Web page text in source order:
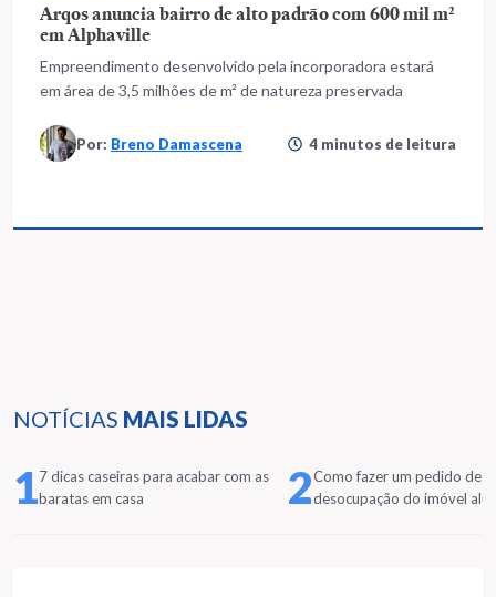
NOTÍCIAS MAIS LIDAS
17 dicas caseiras para acabar com as
baratas em casa
2Como fazer um pedido de
desocupação do imóvel
Arqos anuncia bairro de alto padrão com 600 mil m²
em Alphaville
Empreendimento desenvolvido pela incorporadora estará
em área de 3,5 milhões de m² de natureza preservada
Por: Breno Damascena 4 minutos de leitura